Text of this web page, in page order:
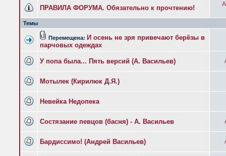
ПРАВИЛА ФОРУМА. Обязательно к прочтению!
Темы
Перемещена: И осень не зря привечают берёзы в
парчовых одеждах
У попа была... Пять версий (А. Васильев)
Мотылек (Кирилюк Д.Я.)
Невейка Недопека
Состязание певцов (басня) - А. Васильев
Бардиссимо! (Андрей Васильев)